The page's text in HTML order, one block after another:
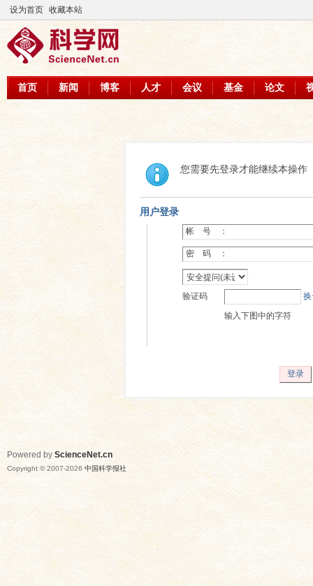
设为首页 收藏本站
首页 新闻 博客 人才 会议 基金 论文
您需要先登录才能继续本操作
用户登录
帐 号 ：
密 码 ：
验证码
输入下图中的字符
登录
Powered by ScienceNet.cn
Copyright © 2007-2026 中国科学报社